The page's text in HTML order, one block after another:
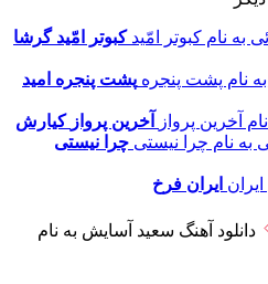
کبوتر امّید گرشا
پشت پنجره امید
آخرین پرواز کیارش
چرا نیستی
ایران فرخ
دانلود آهنگ سعید آسایش به نام